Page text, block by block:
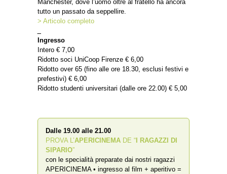
Manchester, dove l’uomo oltre al fratello ha ancora
tutto un passato da seppellire.
> Articolo completo
Ingresso
Intero € 7,00
Ridotto soci UniCoop Firenze € 6,00
Ridotto over 65 (fino alle ore 18.30, esclusi festivi e
prefestivi) € 6,00
Ridotto studenti universitari (dalle ore 22.00) € 5,00
Dalle 19.00 alle 21.00
PROVA L’APERICINEMA DE “ I RAGAZZI DI
SIPARIO”
con le specialità preparate dai nostri ragazzi
APERICINEMA • ingresso al film + aperitivo =